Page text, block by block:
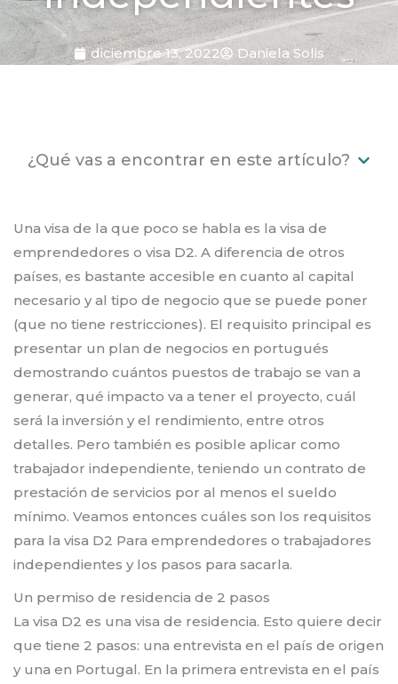
diciembre 13, 2022 Daniela Solis
¿Qué vas a encontrar en este artículo?
Una visa de la que poco se habla es la visa de
emprendedores o visa D2. A diferencia de otros
países, es bastante accesible en cuanto al capital
necesario y al tipo de negocio que se puede poner
(que no tiene restricciones). El requisito principal es
presentar un plan de negocios en portugués
demostrando cuántos puestos de trabajo se van a
generar, qué impacto va a tener el proyecto, cuál
será la inversión y el rendimiento, entre otros
detalles. Pero también es posible aplicar como
trabajador independiente, teniendo un contrato de
prestación de servicios por al menos el sueldo
mínimo. Veamos entonces cuáles son los requisitos
para la visa D2 Para emprendedores o trabajadores
independientes y los pasos para sacarla.
Un permiso de residencia de 2 pasos
La visa D2 es una visa de residencia. Esto quiere decir
que tiene 2 pasos: una entrevista en el país de origen
y una en Portugal. En la primera entrevista en el país